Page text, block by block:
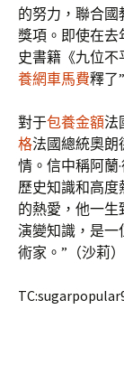
的努力，聯合國
獎項。即使在去
史書籍《九位
養網車馬費釋了
對于包養金額法
格法國總統奧朗
情。信中稱阿蘭
歷史知識和高
的熱愛，他一
演變知識，是一
術家。”（沙莉）